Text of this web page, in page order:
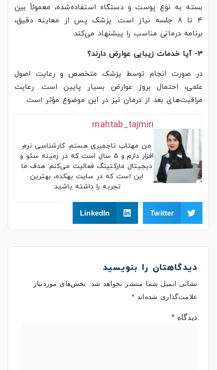
بسته به نوع پوست و دستگاه استفاده‌شده، معمولاً بین
۴ تا ۸ جلسه نیاز است. پزشک پس از معاینه دقیق،
برنامه درمانی مناسب را پیشنهاد می‌کند.
3- آیا خدمات زیبایی عوارض دارند؟
در صورت انجام توسط پزشک متخصص و رعایت اصول
علمی، احتمال بروز عوارض بسیار پایین است. رعایت
مراقبت‌های بعد از درمان نیز در این موضوع مؤثر است.
mahtab_tajmiri
من مهتاب تاجمیری هستم. کارشناسی نرم
افزار دارم و 5 سال است که در زمینه سئو و
دیجیتال مارکتینگ فعالیت می‌کنم. هدف ما
این است که در سایت بهکده، بهترین
تجربه را داشته باشید.
Twitter
LinkedIn
دیدگاهتان را بنویسید
نشانی ایمیل شما منتشر نخواهد شد. بخش‌های موردنیاز
علامت‌گذاری شده‌اند *
دیدگاه*